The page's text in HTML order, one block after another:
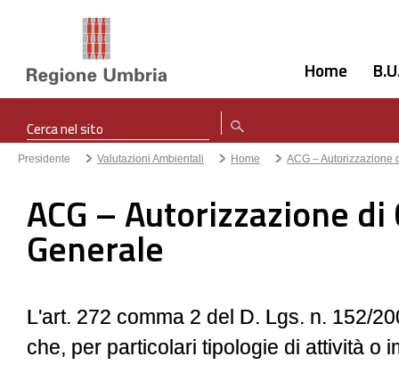
Home
Presidente Valutazioni Ambientali Home ACG – Autorizzazione
ACG – Autorizzazione
Generale
L'art. 272 comma 2 del D. Lgs. n. 152/
che, per particolari tipologie di attività o